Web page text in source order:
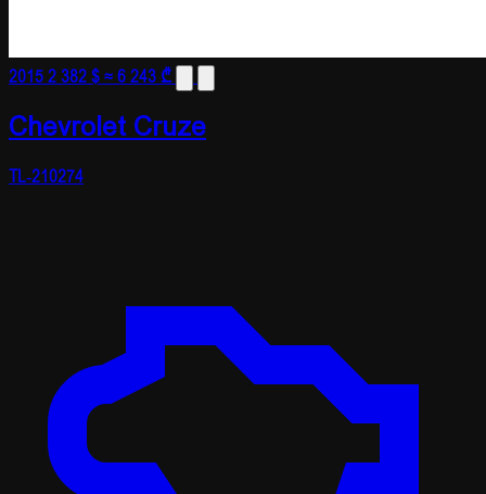
20152 382 $≈ 6 243 ₾
Chevrolet Cruze
TL-210274